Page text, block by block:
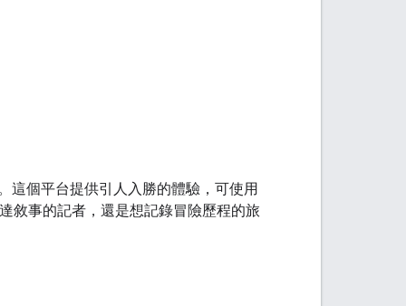
這個平台提供引人入勝的體驗，可使用
敘事的記者，還是想記錄冒險歷程的旅